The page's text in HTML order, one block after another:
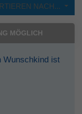
NACH...
MÖGLICH
Wunschkind ist